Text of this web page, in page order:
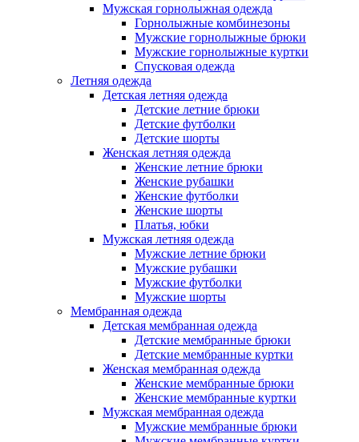
Мужская горнолыжная одежда
Горнолыжные комбинезоны
Мужские горнолыжные брюки
Мужские горнолыжные куртки
Спусковая одежда
Летняя одежда
Детская летняя одежда
Детские летние брюки
Детские футболки
Детские шорты
Женская летняя одежда
Женские летние брюки
Женские рубашки
Женские футболки
Женские шорты
Платья, юбки
Мужская летняя одежда
Мужские летние брюки
Мужские рубашки
Мужские футболки
Мужские шорты
Мембранная одежда
Детская мембранная одежда
Детские мембранные брюки
Детские мембранные куртки
Женская мембранная одежда
Женские мембранные брюки
Женские мембранные куртки
Мужская мембранная одежда
Мужские мембранные брюки